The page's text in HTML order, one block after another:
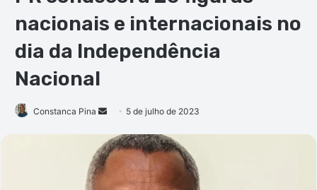
nacionais e internacionais no
dia da Independência
Nacional
Constanca Pina
Mande
e-
mail
5 de julho de 2023